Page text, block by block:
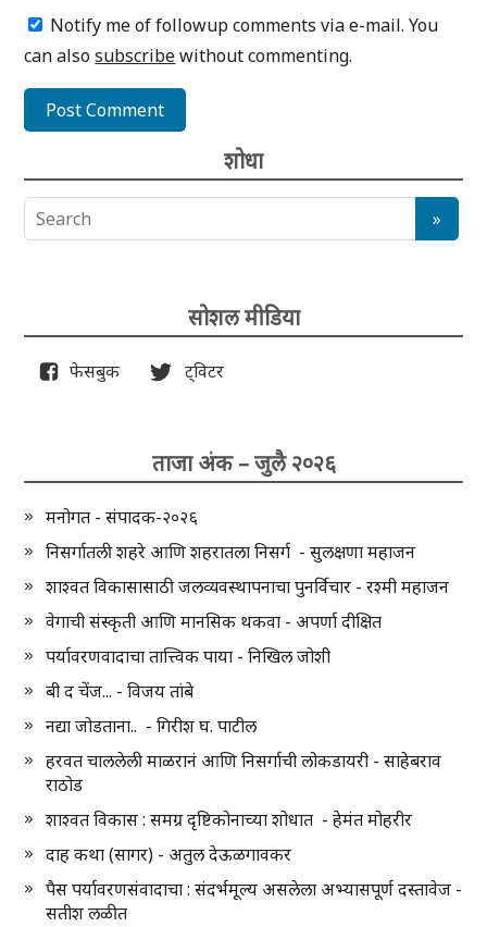
Notify me of followup comments via e-mail. You
can alsosubscribewithout commenting.
शोधा
सोशल मीडिया
फेसबुक ट्विटर
ताजा अंक – जुलै २०२६
मनोगत - संपादक-२०२६
निसर्गातली शहरे आणि शहरातला निसर्ग - सुलक्षणा महाजन
शाश्वत विकासासाठी जलव्यवस्थापनाचा पुनर्विचार - रश्मी महाजन
वेगाची संस्कृती आणि मानसिक थकवा - अपर्णा दीक्षित
पर्यावरणवादाचा तात्त्विक पाया - निखिल जोशी
बी द चेंज... - विजय तांबे
नद्या जोडताना.. - गिरीश घ. पाटील
हरवत चाललेली माळरानं आणि निसर्गाची लोकडायरी - साहेबराव
राठोड
शाश्वत विकास : समग्र दृष्टिकोनाच्या शोधात - हेमंत मोहरीर
दाह कथा (सागर) - अतुल देऊळगावकर
पैस पर्यावरणसंवादाचा : संदर्भमूल्य असलेला अभ्यासपूर्ण दस्तावेज -
सतीश लळीत